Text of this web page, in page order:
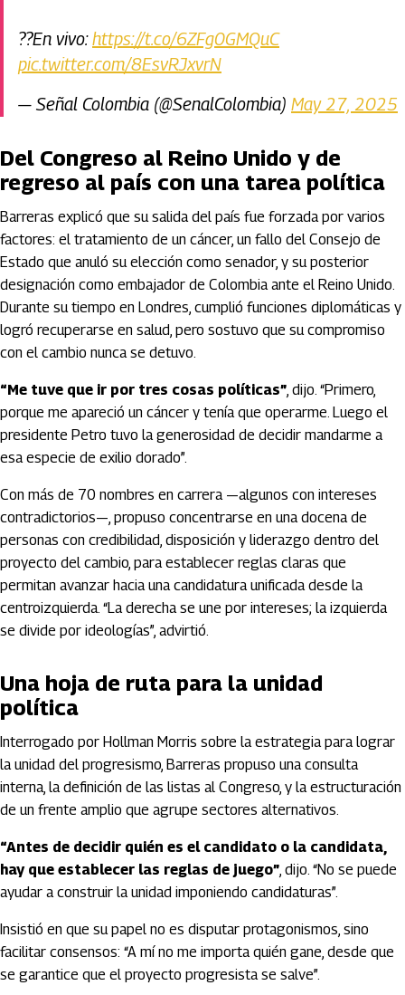
??En vivo:https://t.co/6ZFg0GMQuC
pic.twitter.com/8EsvRJxvrN
— Señal Colombia (@SenalColombia) May 27, 2025
Del Congreso al Reino Unido y de
regreso al país con una tarea política
Barreras explicó que su salida del país fue forzada por varios
factores: el tratamiento de un cáncer, un fallo del Consejo de
Estado que anuló su elección como senador, y su posterior
designación como embajador de Colombia ante el Reino Unido.
Durante su tiempo en Londres, cumplió funciones diplomáticas y
logró recuperarse en salud, pero sostuvo que su compromiso
con el cambio nunca se detuvo.
“Me tuve que ir por tres cosas políticas”, dijo. “Primero,
porque me apareció un cáncer y tenía que operarme. Luego el
presidente Petro tuvo la generosidad de decidir mandarme a
esa especie de exilio dorado”.
Con más de 70 nombres en carrera —algunos con intereses
contradictorios—, propuso concentrarse en una docena de
personas con credibilidad, disposición y liderazgo dentro del
proyecto del cambio, para establecer reglas claras que
permitan avanzar hacia una candidatura unificada desde la
centroizquierda. “La derecha se une por intereses; la izquierda
se divide por ideologías”, advirtió.
Una hoja de ruta para la unidad
política
Interrogado por Hollman Morris sobre la estrategia para lograr
la unidad del progresismo, Barreras propuso una consulta
interna, la definición de las listas al Congreso, y la estructuración
de un frente amplio que agrupe sectores alternativos.
“Antes de decidir quién es el candidato o la candidata,
hay que establecer las reglas de juego”, dijo. “No se puede
ayudar a construir la unidad imponiendo candidaturas”.
Insistió en que su papel no es disputar protagonismos, sino
facilitar consensos: “A mí no me importa quién gane, desde que
se garantice que el proyecto progresista se salve”.